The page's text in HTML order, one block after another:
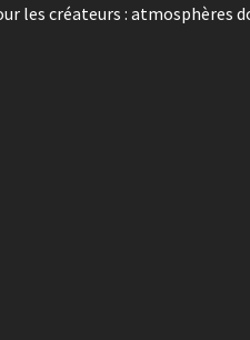
les créateurs : atmosphères